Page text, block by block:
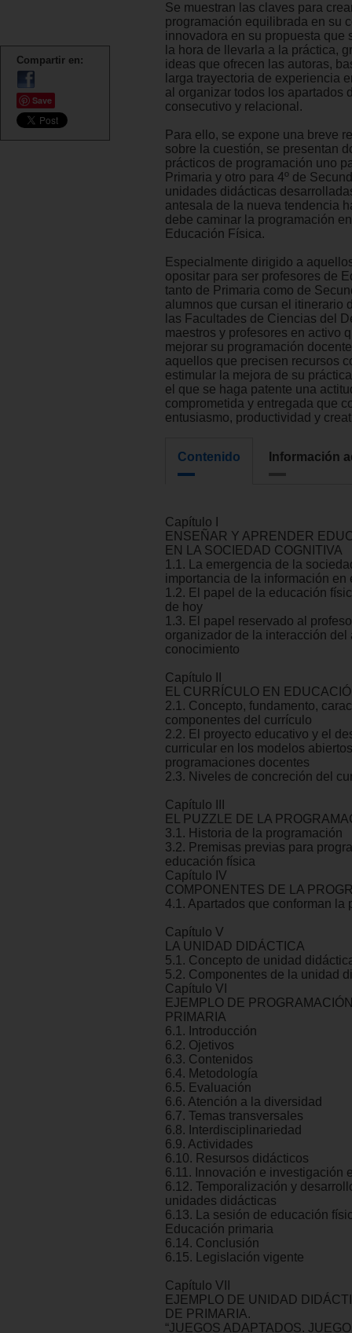
Compartir en:
Save
Se muestran las claves para
programación equilibrada en su
innovadora en su propuesta que
la hora de llevarla a la práctica,
ideas que ofrecen las autoras,
larga trayectoria de experiencia
al organizar todos los apartados
consecutivo y relacional.
Para ello, se expone una breve
sobre la cuestión, se presentan
prácticos de programación uno
Primaria y otro para 4º de
unidades didácticas
antesala de la nueva tendencia
debe caminar la programación
Educación Física.
Especialmente dirigido a
opositar para ser profesores de
tanto de Primaria como de
alumnos que cursan el itinerario
las Facultades de Ciencias del
maestros y profesores en activo
mejorar su programación
aquellos que precisen recursos
estimular la mejora de su
el que se haga patente una
comprometida y entregada que
entusiasmo, productividad y
Contenido Información
Capítulo I
ENSEÑAR Y APRENDER
EN LA SOCIEDAD COGNITIVA
1.1. La emergencia de la
importancia de la información en
1.2. El papel de la educación
de hoy
1.3. El papel reservado al
organizador de la interacción del
conocimiento
Capítulo II
EL CURRÍCULO EN
2.1. Concepto, fundamento,
componentes del currículo
2.2. El proyecto educativo y el
curricular en los modelos
programaciones docentes
2.3. Niveles de concreción del
Capítulo III
EL PUZZLE DE LA
3.1. Historia de la programación
3.2. Premisas previas para
educación física
Capítulo IV
COMPONENTES DE LA
4.1. Apartados que conforman la
Capítulo V
LA UNIDAD DIDÁCTICA
5.1. Concepto de unidad
5.2. Componentes de la unidad
Capítulo VI
EJEMPLO DE
PRIMARIA
6.1. Introducción
6.2. Ojetivos
6.3. Contenidos
6.4. Metodología
6.5. Evaluación
6.6. Atención a la diversidad
6.7. Temas transversales
6.8. Interdisciplinariedad
6.9. Actividades
6.10. Resursos didácticos
6.11. Innovación e investigación
6.12. Temporalización y
unidades didácticas
6.13. La sesión de educación
Educación primaria
6.14. Conclusión
6.15. Legislación vigente
Capítulo VII
EJEMPLO DE UNIDAD
DE PRIMARIA.
“JUEGOS ADAPTADOS.